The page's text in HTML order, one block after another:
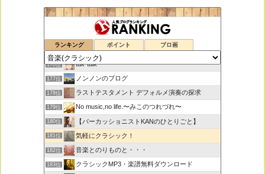
ランキング ポイント ブロ画
室内楽コンサート・レッスンいたします
175位 ボチェッリ、イタリア、アモーレ！
176位 tak-talk
177位 ノンノンのブログ
178位 ラストテスタメント デフォルメ演奏の探求
179位 No music,no life.〜みこのつれづれ〜
180位 【パーカッショニストKANのひとりごと】
181位 気軽にクラシック！
182位 音楽とのりものと・・・
183位 クラシックMP3・楽譜無料ダウンロード